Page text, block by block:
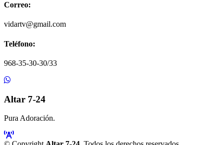
Correo:
vidartv@gmail.com
Teléfono:
968-35-30-30/33
Altar 7-24
Pura Adoración.